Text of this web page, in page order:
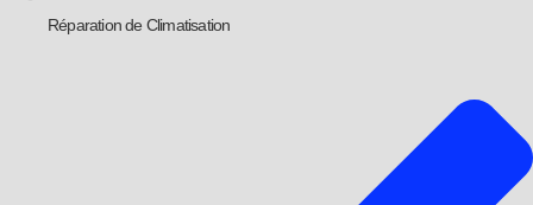
Réparation de Climatisation